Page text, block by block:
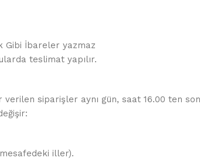
Gibi İbareler yazmaz
teslimat yapılır.
siparişler aynı gün, saat 16.00 ten
iller).